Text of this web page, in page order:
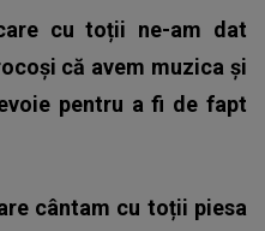
cu toții ne-am dat
că avem muzica și
pentru a fi de fapt
cântam cu toții piesa